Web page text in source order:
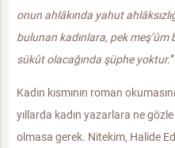
onun ahlâkında yahut
bulunan kadınlara, pek
sükût olacağında şüphe yoktur.”
Kadın kısmının roman
yıllarda kadın yazarlara ne
olmasa gerek. Nitekim, Halide